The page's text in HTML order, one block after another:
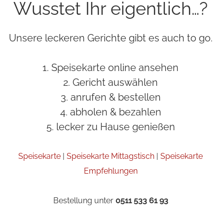
Wusstet Ihr eigentlich…?
Unsere leckeren Gerichte gibt es auch to go.
1. Speisekarte online ansehen
2. Gericht auswählen
3. anrufen & bestellen
4. abholen & bezahlen
5. lecker zu Hause genießen
Speisekarte | Speisekarte Mittagstisch | Speisekarte
Empfehlungen
Bestellung unter 0511 533 61 93